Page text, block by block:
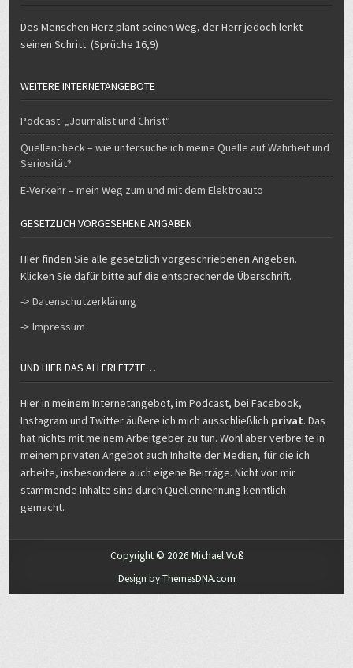
Des Menschen Herz plant seinen Weg, der Herr jedoch lenkt
seinen Schritt. (Sprüche 16,9)
WEITERE INTERNETANGEBOTE
Podcast „Journalist und Christ“
Quellencheck – wie untersuche ich meine Quelle auf Wahrheit und
Seriosität?
E-Verkehr – mein Weg zum und mit dem Elektroauto
GESETZLICH VORGESEHENE ANGABEN
Hier finden Sie alle gesetzlich vorgeschriebenen Angeben.
Klicken Sie dafür bitte auf die entsprechende Überschrift.
-> Datenschutzerklärung
-> Impressum
UND HIER DAS ALLERLETZTE…
Hier in meinem Internetangebot, im Podcast, bei Facebook,
Instagram und Twitter äußere ich mich ausschließlich privat. Das
hat nichts mit meinem Arbeitgeber zu tun. Wohl aber verbreite in
meinem privaten Angebot auch Inhalte der Medien, für die ich
arbeite, insbesondere auch eigene Beiträge. Nicht von mir
stammende Inhalte sind durch Quellennennung kenntlich
gemacht.
Copyright © 2026 Michael Voß
Design by ThemesDNA.com